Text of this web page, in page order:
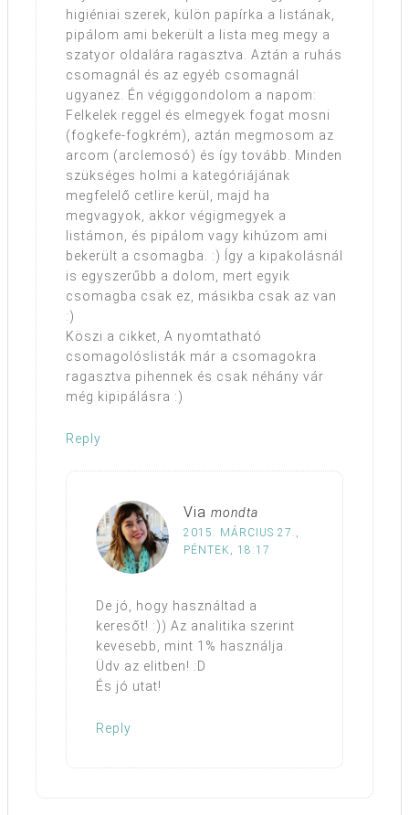
higiéniai szerek, külön papírka a listának,
pipálom ami bekerült a lista meg megy a
szatyor oldalára ragasztva. Aztán a ruhás
csomagnál és az egyéb csomagnál
ugyanez. Én végiggondolom a napom:
Felkelek reggel és elmegyek fogat mosni
(fogkefe-fogkrém), aztán megmosom az
arcom (arclemosó) és így tovább. Minden
szükséges holmi a kategóriájának
megfelelő cetlire kerül, majd ha
megvagyok, akkor végigmegyek a
listámon, és pipálom vagy kihúzom ami
bekerült a csomagba. :) Így a kipakolásnál
is egyszerűbb a dolom, mert egyik
csomagba csak ez, másikba csak az van
:)
Köszi a cikket, A nyomtatható
csomagolóslisták már a csomagokra
ragasztva pihennek és csak néhány vár
még kipipálásra :)
Reply
Via mondta
2015. MÁRCIUS 27.,
PÉNTEK, 18:17
De jó, hogy használtad a
keresőt! :)) Az analitika szerint
kevesebb, mint 1% használja.
Üdv az elitben! :D
És jó utat!
Reply